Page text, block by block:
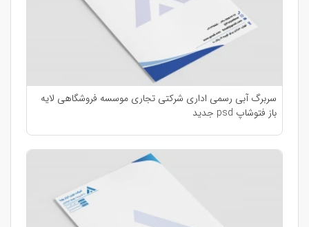
سربرگ آبی رسمی اداری شرکتی تجاری موسسه فروشگاهی لایه
باز فتوشاپ psd جدید